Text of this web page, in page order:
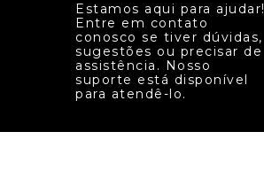
Estamos aqui para ajudar!
Entre em contato
conosco se tiver dúvidas,
sugestões ou precisar de
assistência. Nosso
suporte está disponível
para atendê-lo.